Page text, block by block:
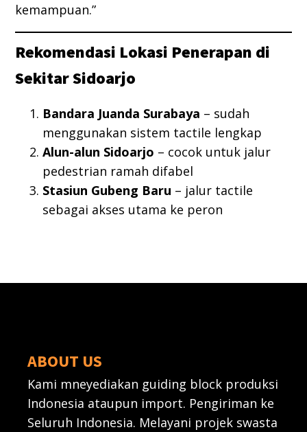
kemampuan.”
Rekomendasi Lokasi Penerapan di
Sekitar Sidoarjo
Bandara Juanda Surabaya – sudah
menggunakan sistem tactile lengkap
Alun-alun Sidoarjo – cocok untuk jalur
pedestrian ramah difabel
Stasiun Gubeng Baru – jalur tactile
sebagai akses utama ke peron
ABOUT US
Kami mneyediakan guiding block produksi
Indonesia ataupun import. Pengiriman ke
Seluruh Indonesia. Melayani projek swasta